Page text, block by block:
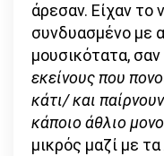
άρεσαν. Είχαν το
συνδυασμένο με
μουσικότατα, σαν
εκείνους που
κάτι/ και
κάποιο άθλιο
μικρός μαζί με